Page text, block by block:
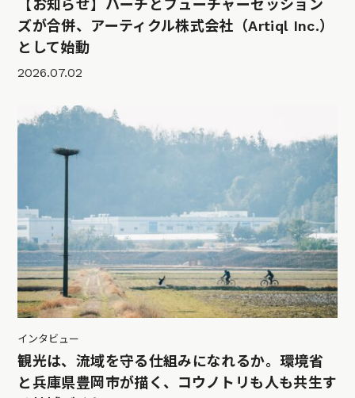
【お知らせ】ハーチとフューチャーセッション
ズが合併、アーティクル株式会社（Artiql Inc.）
として始動
2026.07.02
インタビュー
観光は、流域を守る仕組みになれるか。環境省
と兵庫県豊岡市が描く、コウノトリも人も共生す